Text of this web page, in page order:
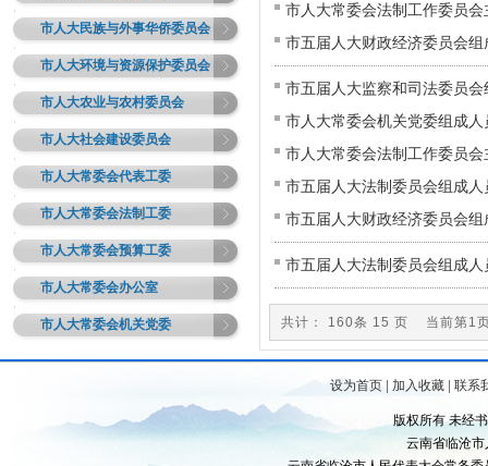
市人大民族与外事华侨委员会
市人大环境与资源保护委员会
市人大农业与农村委员会
市人大社会建设委员会
市人大常委会代表工委
市人大常委会法制工委
市人大常委会预算工委
市人大常委会办公室
市人大常委会机关党委
市人大常委会法制工作委员会
市五届人大财政经济委员会组
市五届人大监察和司法委员会
市人大常委会机关党委组成人
市人大常委会法制工作委员会
市五届人大法制委员会组成人
市五届人大财政经济委员会组
市五届人大法制委员会组成人
共计： 160条 15 页 当前第1
设为首页 加入收藏 联系
版权所有 未经
云南省临沧